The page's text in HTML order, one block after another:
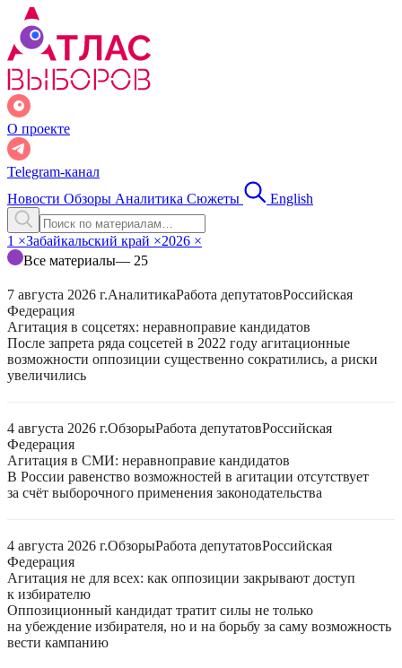
О проекте
Telegram-канал
Новости Обзоры Аналитика Сюжеты English
1 ×Забайкальский край ×2026 ×
Все материалы— 25
7 августа 2026 г.АналитикаРабота депутатовРоссийская
Федерация
Агитация в соцсетях: неравноправие кандидатов
После запрета ряда соцсетей в 2022 году агитационные
возможности оппозиции существенно сократились, а риски
увеличились
4 августа 2026 г.ОбзорыРабота депутатовРоссийская
Федерация
Агитация в СМИ: неравноправие кандидатов
В России равенство возможностей в агитации отсутствует
за счёт выборочного применения законодательства
4 августа 2026 г.ОбзорыРабота депутатовРоссийская
Федерация
Агитация не для всех: как оппозиции закрывают доступ
к избирателю
Оппозиционный кандидат тратит силы не только
на убеждение избирателя, но и на борьбу за саму возможность
вести кампанию